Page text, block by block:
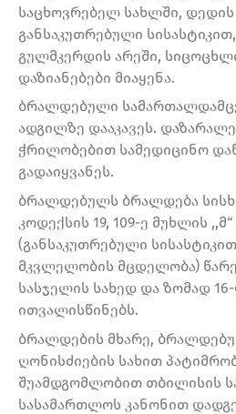
საცხოვრებელ სახლში,
განსაკუთრებული
გულმკერდის არეში,
დაზიანებები მიაყენა.
ბრალდებული
ადგილზე დააკავეს.
ჭრილობებით სამედიცინო
გადაიყვანეს.
ბრალდებულს ბრალდება
კოდექსის 19, 109-ე მუხლის
(განსაკუთრებული
მკვლელობის მცდელობა)
სასჯელის სახედ და ზომად
ითვალისწინებს.
ბრალდების მხარე,
ღონისძიების სახით
შუამდგომლობით თბილისის
სასამართლოს კანონით